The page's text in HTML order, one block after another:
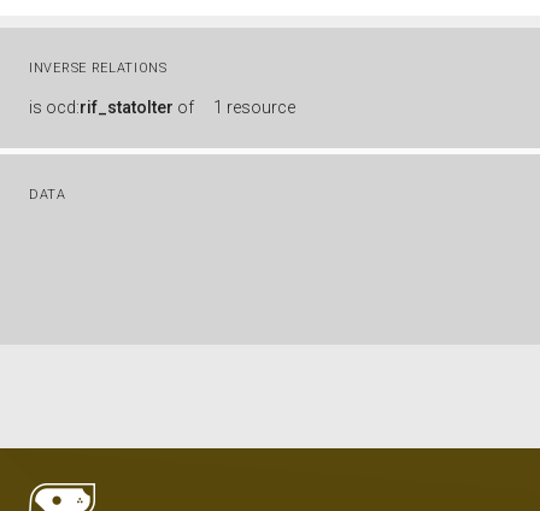
INVERSE RELATIONS
is ocd:rif_statoIter of 1 resource
DATA